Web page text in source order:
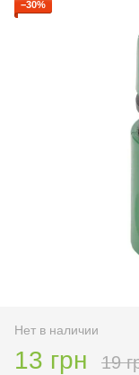
−30%
Нет в наличии
13 грн 19